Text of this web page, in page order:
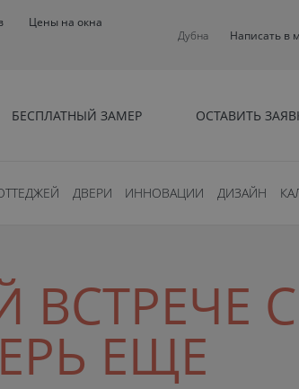
Цены на окна
Дубна Написать в
БЕСПЛАТНЫЙ ЗАМЕР ОСТАВИТЬ
ДВЕРИ ИННОВАЦИИ ДИЗАЙН
С
ЕЩЕ